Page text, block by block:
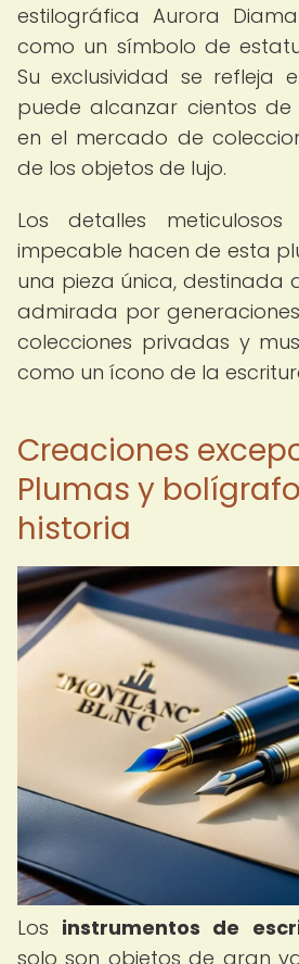
estilográfica Aurora
como un símbolo de
Su exclusividad se refleja
puede alcanzar cientos
en el mercado de
de los objetos de lujo.
Los detalles
impecable hacen de esta
una pieza única, destinada
admirada por
colecciones privadas y
como un ícono de la
Creaciones
Plumas y
historia
Los instrumentos de
solo son objetos de gran